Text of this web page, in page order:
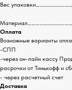
Вес
Оплата
Возможные варианты
-СПП
-через он-лайн кассу
расрочки от Тинькофф и
- через расчетный счет
Доставка